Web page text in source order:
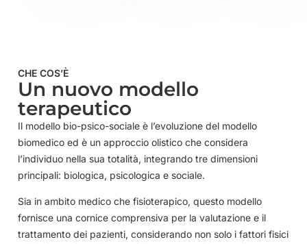
CHE COS’È
Un nuovo modello
terapeutico
Il modello bio-psico-sociale è l’evoluzione del modello
biomedico ed è un approccio olistico che considera
l’individuo nella sua totalità, integrando tre dimensioni
principali: biologica, psicologica e sociale.
Sia in ambito medico che fisioterapico, questo modello
fornisce una cornice comprensiva per la valutazione e il
trattamento dei pazienti, considerando non solo i fattori fisici